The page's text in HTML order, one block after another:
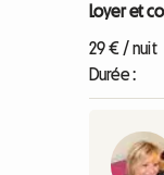
Loyer et
29 € / nuit
Durée :